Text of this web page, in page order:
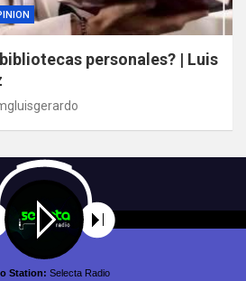
personales? | Luis
Station: Selecta Radio
reserved | Theme by